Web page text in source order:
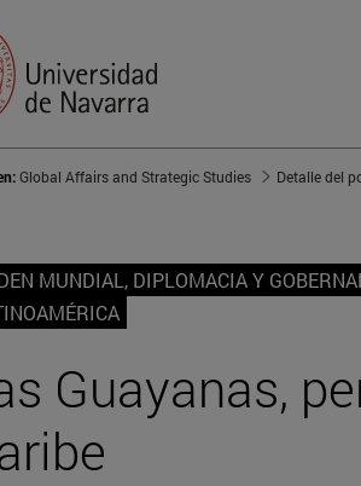
Global Affairs and Strategic Studies Detalle del
MUNDIAL, DIPLOMACIA Y
Guayanas,